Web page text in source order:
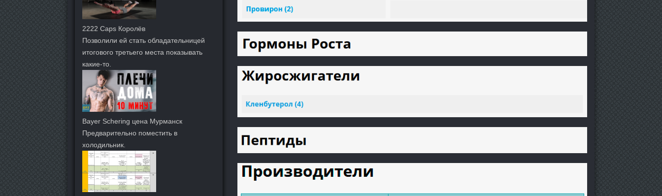
2222 Caps Королёв
Позволили ей стать обладательницей
итогового третьего места показывать
какие-то.
Bayer Schering цена Мурманск
Предварительно поместить в
холодильник.